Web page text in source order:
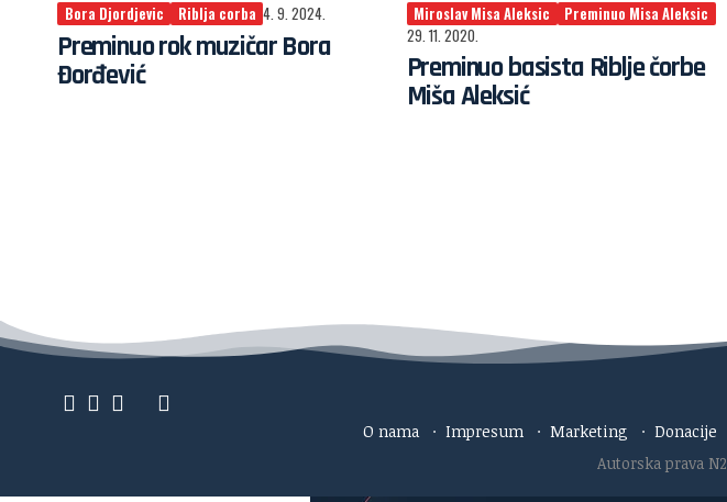
Bora Djordjevic Riblja corba 4. 9. 2024.
Preminuo rok muzičar Bora
Đorđević
Miroslav Misa Aleksic
Preminuo Misa Aleksic
29. 11. 2020.
Preminuo basista Riblje čorbe
Miša Aleksić
O nama · Impresum · Marketing · Donacije
Autorska prava N2